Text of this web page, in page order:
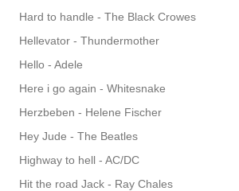
Hard to handle - The Black Crowes
Hellevator - Thundermother
Hello - Adele
Here i go again - Whitesnake
Herzbeben - Helene Fischer
Hey Jude - The Beatles
Highway to hell - AC/DC
Hit the road Jack - Ray Chales